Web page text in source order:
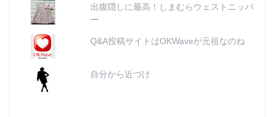
出腹隠しに最高！しまむらウェストニッパ
ー
Q&A投稿サイトはOKWaveが元祖なのね
自分から近づけ